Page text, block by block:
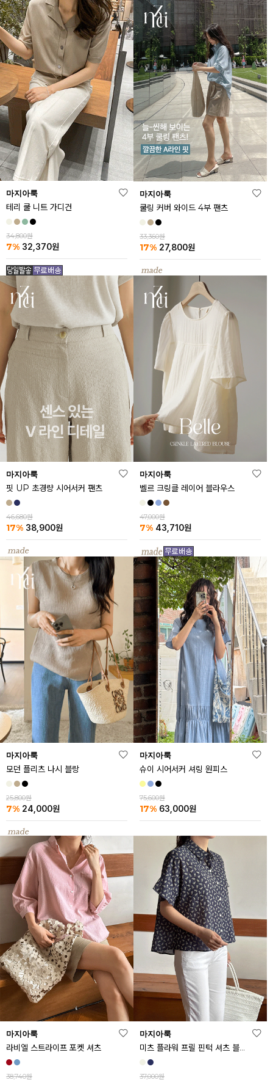
마지아룩
테리 쿨 니트 가디건
34,800원
7% 32,370원
마지아룩
쿨링 커버 와이드 4부 팬츠
33,360원
17% 27,800원
마지아룩
핏 UP 초경량 시어서커 팬츠
46,680원
17% 38,900원
마지아룩
벨르 크링클 레이어 블라우스
47,000원
7% 43,710원
마지아룩
모던 플리츠 나시 블랑
25,800원
7% 24,000원
마지아룩
슈이 시어서커 셔링 원피스
75,600원
17% 63,000원
마지아룩
라비엘 스트라이프 포켓 셔츠
38,740원
마지아룩
미츠 플라워 프릴 핀턱 셔츠 블라우스
37,000원